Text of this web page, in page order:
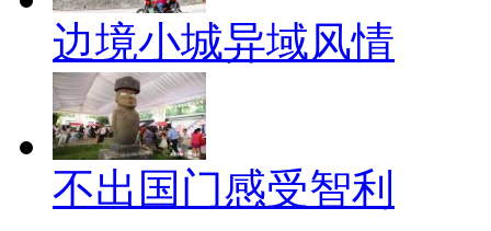
边境小城异域风情
不出国门感受智利